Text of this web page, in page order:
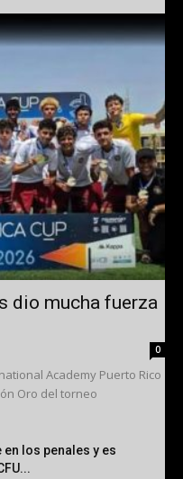
dio mucha fuerza
0
Academy Puerto Rico
Oro del torneo
los penales y es